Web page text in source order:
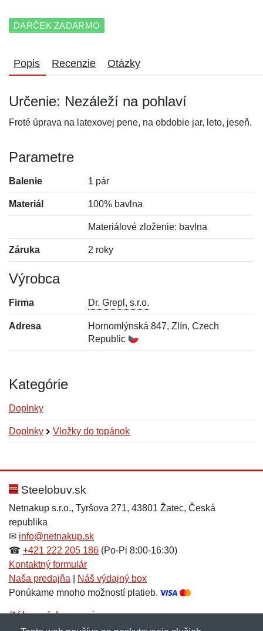
DARČEK ZADARMO
Popis Recenzie Otázky
Určenie: Nezáleží na pohlaví
Froté úprava na latexovej pene, na obdobie jar, leto, jeseň.
Parametre
Balenie 1 pár
Materiál 100% bavlna
Materiálové zloženie: bavlna
Záruka 2 roky
Výrobca
Firma Dr. Grepl, s.r.o.
Adresa
Hornomlýnská 847, Zlín, Czech
Republic
Kategórie
Doplnky
Doplnky Vložky do topánok
Hodnotenie:
Meno:*
E-mail:
Meno:
E-mail:*
Správa*
Steelobuv.sk
Netnakup s.r.o., Tyršova 271, 43801 Žatec, Česká
republika
✉ info@netnakup.sk
☎ +421 222 205 186 (Po-Pi 8:00-16:30)
Kontaktný formulár
Naša predajňa
Náš výdajný box
Ponúkame mnoho možností platieb.
Zákaznícky servis